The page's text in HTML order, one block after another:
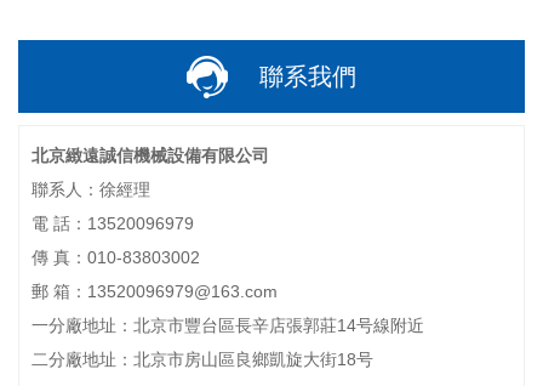
聯系我們
北京緻遠誠信機械設備有限公司
聯系人：徐經理
電 話：13520096979
傳 真：010-83803002
郵 箱：13520096979@163.com
一分廠地址：北京市豐台區長辛店張郭莊14号線附近
二分廠地址：北京市房山區良鄉凱旋大街18号